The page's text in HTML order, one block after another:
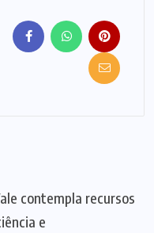
contempla recursos
e